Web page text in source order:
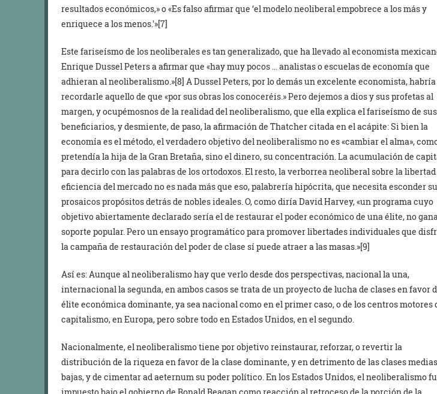
resultados económicos,» o «Es falso afirmar que ‘el modelo neoliberal empobrece a los más y
enriquece a los menos.'»[7]
Este fariseísmo de los neoliberales es tan generalizado, que ha llevado al economista
Enrique Dussel Peters a afirmar que «hay muy pocos … analistas o escuelas de economía que
adhieran al neoliberalismo.»[8] A Dussel Peters, por lo demás un excelente economista, habría
recordarle aquello de que «por sus obras los conoceréis.» Pero dejemos a dios y sus profetas al
margen, y ocupémosnos de la realidad del neoliberalismo, que ella explica el fariseísmo de sus
beneficiarios, y desmiente, de paso, la afirmación de Thatcher citada en el acápite: Si bien la
economía es el método, el verdadero objetivo del neoliberalismo no es «cambiar el alma»,
pretendía la hija de la Gran Bretaña, sino el dinero, su concentración. La acumulación de
para decirlo con las palabras de los ortodoxos. El resto, la verborrea neoliberal sobre la
eficiencia del mercado no es nada más que eso, palabrería hipócrita, que necesita esconder
prosaicos propósitos detrás de nobles ideales. O, como diría David Harvey, «un programa cuyo
objetivo abiertamente declarado sería el de restaurar el poder económico de una élite, no
soporte popular. Pero un ensayo programático para promover libertades individuales que
la campaña de restauración del poder de clase sí puede atraer a las masas.»[9]
Así es: Aunque al neoliberalismo hay que verlo desde dos perspectivas, nacional la una,
internacional la segunda, en ambos casos se trata de un proyecto de lucha de clases en favor
élite económica dominante, ya sea nacional como en el primer caso, o de los centros motores
capitalismo, en Europa, pero sobre todo en Estados Unidos, en el segundo.
Nacionalmente, el neoliberalismo tiene por objetivo reinstaurar, reforzar, o revertir la
distribución de la riqueza en favor de la clase dominante, y en detrimento de las clases
bajas, y de cimentar ad aeternum su poder político. En los Estados Unidos, el neoliberalismo